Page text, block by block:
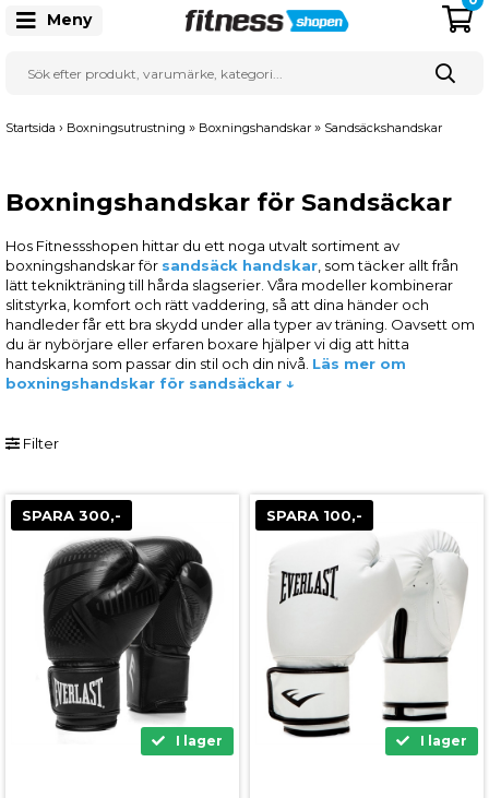
Meny
Startsida › Boxningsutrustning » Boxningshandskar » Sandsäckshandskar
Boxningshandskar för Sandsäckar
Hos Fitnessshopen hittar du ett noga utvalt sortiment av
boxningshandskar för sandsäck handskar , som täcker allt från
lätt teknikträning till hårda slagserier. Våra modeller kombinerar
slitstyrka, komfort och rätt vaddering, så att dina händer och
handleder får ett bra skydd under alla typer av träning. Oavsett om
du är nybörjare eller erfaren boxare hjälper vi dig att hitta
handskarna som passar din stil och din nivå. Läs mer om
boxningshandskar för sandsäckar ↓
Filter
SPARA 300,-
I lager
SPARA 100,-
I lager